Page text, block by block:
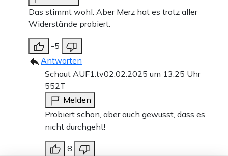
Das stimmt wohl. Aber Merz hat es trotz aller
Widerstände probiert.
-5
Antworten
Schaut AUF1.tv02.02.2025 um 13:25 Uhr
552T
Melden
Probiert schon, aber auch gewusst, dass es
nicht durchgeht!
8